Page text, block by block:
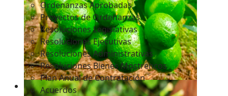
Ordenanzas Aprobadas
Proyectos de Ordenanzas
Resoluciones Legislativas
Resoluciones Ejecutivas
Resoluciones Administrativas
Resoluciones Bienes Mostrencos
Plan Anual de Contratación
Acuerdos